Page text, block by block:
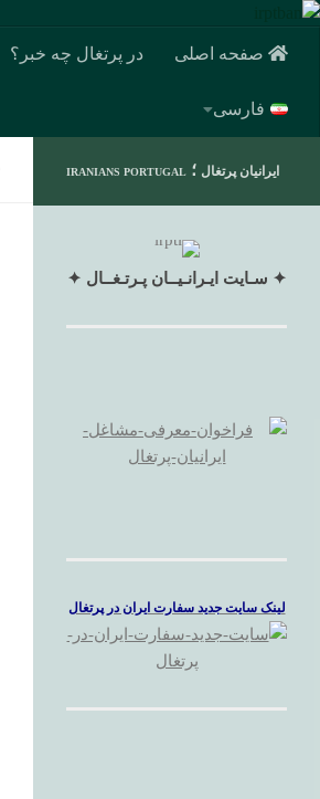
صفحه اصلی
در پرتغال چه خبر؟
فارسی
ایرانیان پرتغال ؛ IRANIANS PORTUGAL
✦ سـایت ایـرانـیــان پـرتـغــال ✦
لینک سایت جدید سفارت ایران در پرتغال